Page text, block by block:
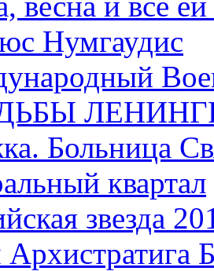
Нумгаудис
Больница
квартал
звезда